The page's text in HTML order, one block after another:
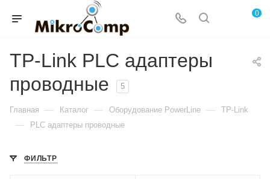
0
TP-Link PLC адаптеры
проводные
5
Главная — Каталог — Оборудование PowerLine — TP-Link
— PLC адаптеры проводные
ФИЛЬТР